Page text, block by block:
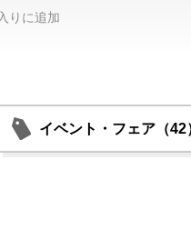
りに追加
イベント・フェア（42